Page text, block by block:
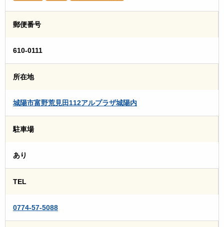
郵便番号
610-0111
所在地
城陽市富野荒見田112アルプラザ城陽内
駐車場
あり
TEL
0774-57-5088